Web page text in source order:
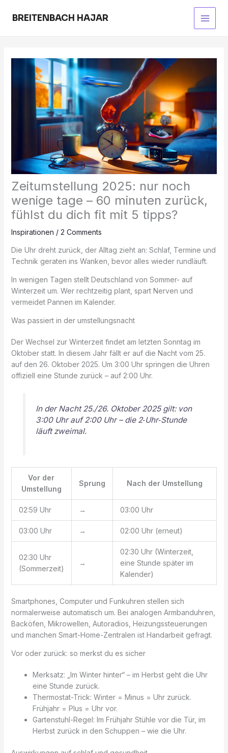
BREITENBACH HAJAR
Main
Zeitumstellung 2025: nur noch
wenige tage – 60 minuten zurück,
fühlst du dich fit mit 5 tipps?
Inspirationen / 2 Comments
Die Uhr dreht zurück, der Alltag zieht an: Schlaf, Termine und
Technik geraten ins Wanken, bevor alles wieder rundläuft.
In wenigen Tagen stellt Deutschland von Sommer- auf
Winterzeit um. Wer rechtzeitig plant, spart Nerven und
vermeidet Pannen im Kalender.
Was passiert in der umstellungsnacht
Der Wechsel zur Winterzeit findet am letzten Sonntag im
Oktober statt. In diesem Jahr fällt er auf die Nacht vom 25.
auf den 26. Oktober 2025. Um 3:00 Uhr springen die Uhren
offiziell eine Stunde zurück – auf 2:00 Uhr.
In der Nacht 25./26. Oktober 2025 gilt: von
3:00 Uhr auf 2:00 Uhr – die 2‑Uhr‑Stunde
läuft zweimal.
Vor der
Umstellung
Sprung Nach der Umstellung
02:59 Uhr → 03:00 Uhr
03:00 Uhr → 02:00 Uhr (erneut)
02:30 Uhr
(Sommerzeit)
→
02:30 Uhr (Winterzeit,
eine Stunde später im
Kalender)
Smartphones, Computer und Funkuhren stellen sich
normalerweise automatisch um. Bei analogen Armbanduhren,
Backöfen, Mikrowellen, Autoradios, Heizungssteuerungen
und manchen Smart-Home-Zentralen ist Handarbeit gefragt.
Vor oder zurück: so merkst du es sicher
Merksatz: „Im Winter hinter“ – im Herbst geht die Uhr
eine Stunde zurück.
Thermostat-Trick: Winter = Minus = Uhr zurück.
Frühjahr = Plus = Uhr vor.
Gartenstuhl-Regel: Im Frühjahr Stühle vor die Tür, im
Herbst zurück in den Schuppen – wie die Uhr.